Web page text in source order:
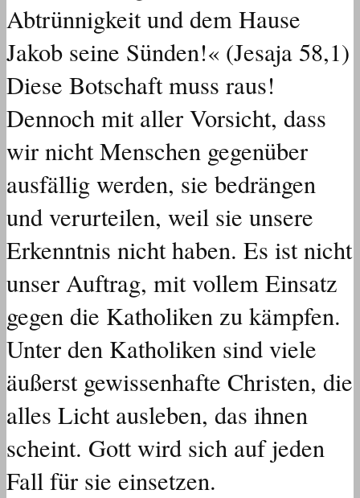
Abtrünnigkeit und dem Hause
Jakob seine Sünden!« (Jesaja 58,1)
Diese Botschaft muss raus!
Dennoch mit aller Vorsicht, dass
wir nicht Menschen gegenüber
ausfällig werden, sie bedrängen
und verurteilen, weil sie unsere
Erkenntnis nicht haben. Es ist nicht
unser Auftrag, mit vollem Einsatz
gegen die Katholiken zu kämpfen.
Unter den Katholiken sind viele
äußerst gewissenhafte Christen, die
alles Licht ausleben, das ihnen
scheint. Gott wird sich auf jeden
Fall für sie einsetzen.